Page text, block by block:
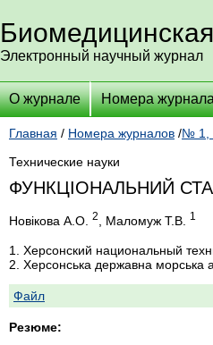
Электронный научный журнал
О журнале Номера
Главная / Номера журналов /№ 1,
Технические науки
ФУНКЦІОНАЛЬНИЙ
Новікова А.О. 2 , Маломуж Т.В. 1
1. Херсонский национальный
2. Херсонська державна морська
Файл
Резюме: